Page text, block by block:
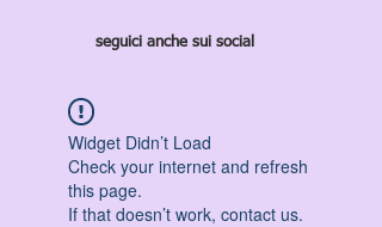
seguici anche sui social
Widget Didn’t Load
Check your internet and refresh
this page.
If that doesn’t work, contact us.